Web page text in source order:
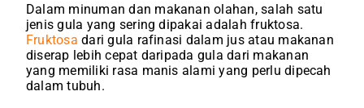
Dalam minuman dan makanan olahan, salah satu
jenis gula yang sering dipakai adalah fruktosa.
Fruktosa dari gula rafinasi dalam jus atau makanan
diserap lebih cepat daripada gula dari makanan
yang memiliki rasa manis alami yang perlu dipecah
dalam tubuh.